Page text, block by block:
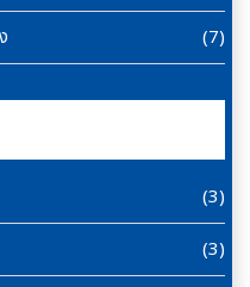
(7)
(3)
(3)